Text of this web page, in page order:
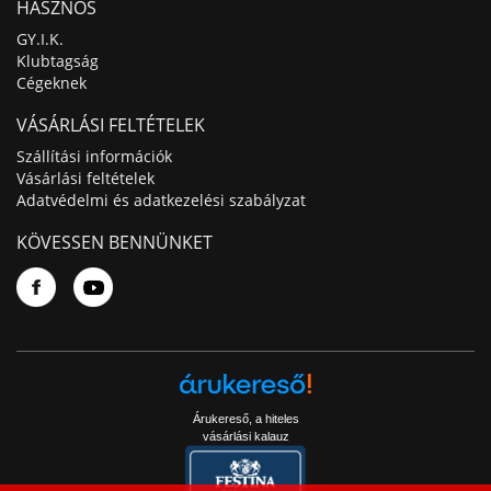
HASZNOS
GY.I.K.
Klubtagság
Cégeknek
VÁSÁRLÁSI FELTÉTELEK
Szállítási információk
Vásárlási feltételek
Adatvédelmi és adatkezelési szabályzat
KÖVESSEN BENNÜNKET
Árukereső, a hiteles
vásárlási kalauz